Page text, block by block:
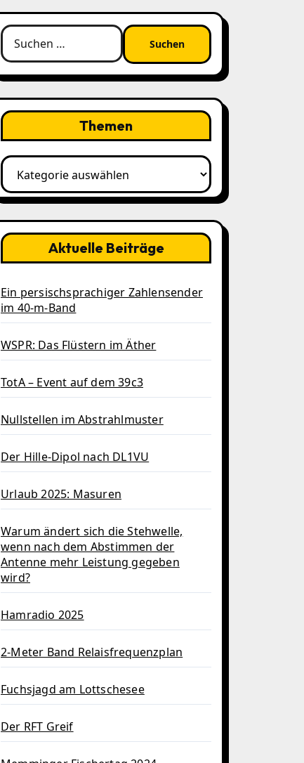
Suchen
nach:
Themen
Themen
Aktuelle Beiträge
Ein persischsprachiger Zahlensender
im 40‑m‑Band
WSPR: Das Flüstern im Äther
TotA – Event auf dem 39c3
Nullstellen im Abstrahlmuster
Der Hille-Dipol nach DL1VU
Urlaub 2025: Masuren
Warum ändert sich die Stehwelle,
wenn nach dem Abstimmen der
Antenne mehr Leistung gegeben
wird?
Hamradio 2025
2-Meter Band Relaisfrequenzplan
Fuchsjagd am Lottschesee
Der RFT Greif